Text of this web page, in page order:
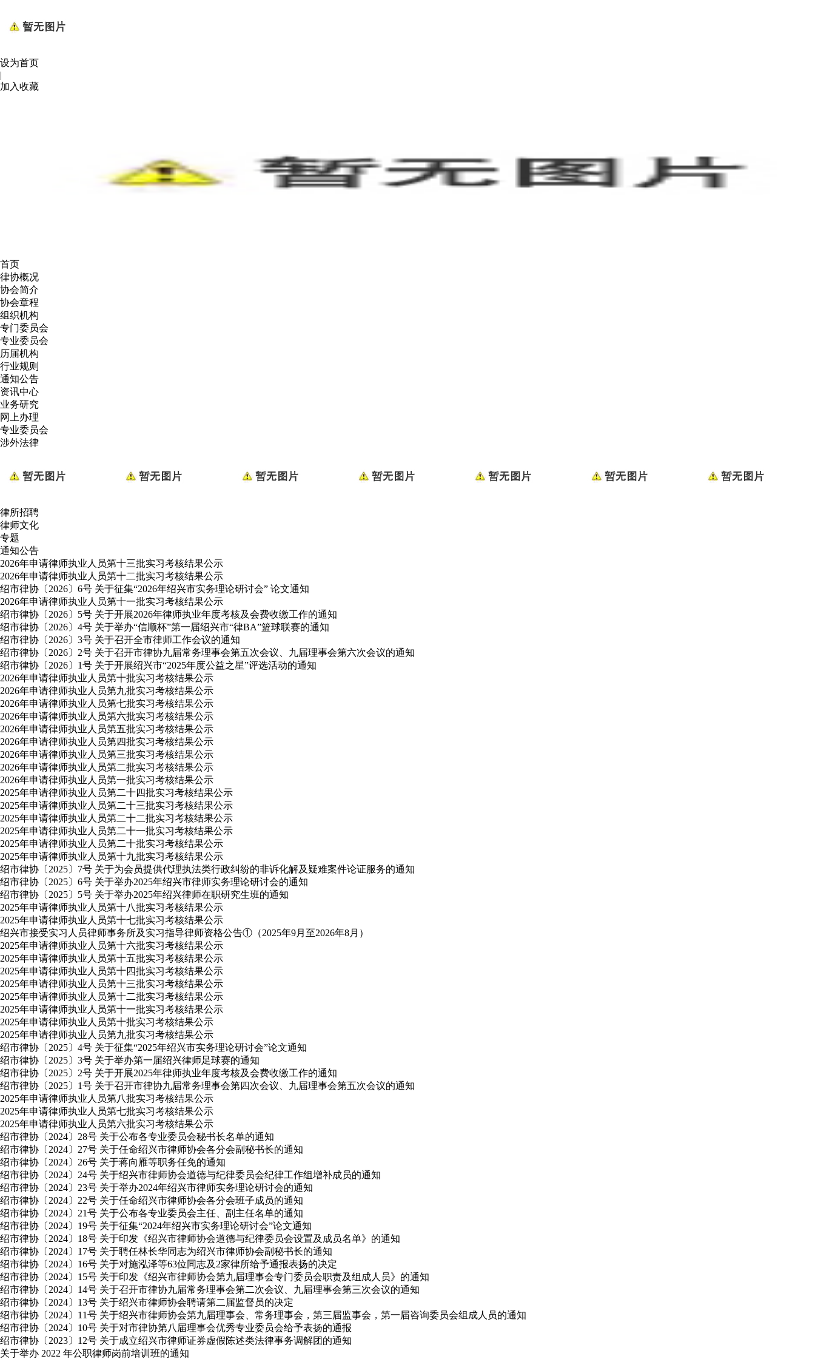
设为首页
|
加入收藏
首页
律协概况
协会简介
协会章程
组织机构
专门委员会
专业委员会
历届机构
行业规则
通知公告
资讯中心
业务研究
网上办理
专业委员会
涉外法律
律所招聘
律师文化
专题
通知公告
2026年申请律师执业人员第十三批实习考核结果公示
2026年申请律师执业人员第十二批实习考核结果公示
绍市律协〔2026〕6号 关于征集“2026年绍兴市实务理论研讨会” 论文通知
2026年申请律师执业人员第十一批实习考核结果公示
绍市律协〔2026〕5号 关于开展2026年律师执业年度考核及会费收缴工作的通知
绍市律协〔2026〕4号 关于举办“信顺杯”第一届绍兴市“律BA”篮球联赛的通知
绍市律协〔2026〕3号 关于召开全市律师工作会议的通知
绍市律协〔2026〕2号 关于召开市律协九届常务理事会第五次会议、九届理事会第六次会议的通知
绍市律协〔2026〕1号 关于开展绍兴市“2025年度公益之星”评选活动的通知
2026年申请律师执业人员第十批实习考核结果公示
2026年申请律师执业人员第九批实习考核结果公示
2026年申请律师执业人员第七批实习考核结果公示
2026年申请律师执业人员第六批实习考核结果公示
2026年申请律师执业人员第五批实习考核结果公示
2026年申请律师执业人员第四批实习考核结果公示
2026年申请律师执业人员第三批实习考核结果公示
2026年申请律师执业人员第二批实习考核结果公示
2026年申请律师执业人员第一批实习考核结果公示
2025年申请律师执业人员第二十四批实习考核结果公示
2025年申请律师执业人员第二十三批实习考核结果公示
2025年申请律师执业人员第二十二批实习考核结果公示
2025年申请律师执业人员第二十一批实习考核结果公示
2025年申请律师执业人员第二十批实习考核结果公示
2025年申请律师执业人员第十九批实习考核结果公示
绍市律协〔2025〕7号 关于为会员提供代理执法类行政纠纷的非诉化解及疑难案件论证服务的通知
绍市律协〔2025〕6号 关于举办2025年绍兴市律师实务理论研讨会的通知
绍市律协〔2025〕5号 关于举办2025年绍兴律师在职研究生班的通知
2025年申请律师执业人员第十八批实习考核结果公示
2025年申请律师执业人员第十七批实习考核结果公示
绍兴市接受实习人员律师事务所及实习指导律师资格公告①（2025年9月至2026年8月）
2025年申请律师执业人员第十六批实习考核结果公示
2025年申请律师执业人员第十五批实习考核结果公示
2025年申请律师执业人员第十四批实习考核结果公示
2025年申请律师执业人员第十三批实习考核结果公示
2025年申请律师执业人员第十二批实习考核结果公示
2025年申请律师执业人员第十一批实习考核结果公示
2025年申请律师执业人员第十批实习考核结果公示
2025年申请律师执业人员第九批实习考核结果公示
绍市律协〔2025〕4号 关于征集“2025年绍兴市实务理论研讨会”论文通知
绍市律协〔2025〕3号 关于举办第一届绍兴律师足球赛的通知
绍市律协〔2025〕2号 关于开展2025年律师执业年度考核及会费收缴工作的通知
绍市律协〔2025〕1号 关于召开市律协九届常务理事会第四次会议、九届理事会第五次会议的通知
2025年申请律师执业人员第八批实习考核结果公示
2025年申请律师执业人员第七批实习考核结果公示
2025年申请律师执业人员第六批实习考核结果公示
绍市律协〔2024〕28号 关于公布各专业委员会秘书长名单的通知
绍市律协〔2024〕27号 关于任命绍兴市律师协会各分会副秘书长的通知
绍市律协〔2024〕26号 关于蒋向雁等职务任免的通知
绍市律协〔2024〕24号 关于绍兴市律师协会道德与纪律委员会纪律工作组增补成员的通知
绍市律协〔2024〕23号 关于举办2024年绍兴市律师实务理论研讨会的通知
绍市律协〔2024〕22号 关于任命绍兴市律师协会各分会班子成员的通知
绍市律协〔2024〕21号 关于公布各专业委员会主任、副主任名单的通知
绍市律协〔2024〕19号 关于征集“2024年绍兴市实务理论研讨会”论文通知
绍市律协〔2024〕18号 关于印发《绍兴市律师协会道德与纪律委员会设置及成员名单》的通知
绍市律协〔2024〕17号 关于聘任林长华同志为绍兴市律师协会副秘书长的通知
绍市律协〔2024〕16号 关于对施泓泽等63位同志及2家律所给予通报表扬的决定
绍市律协〔2024〕15号 关于印发《绍兴市律师协会第九届理事会专门委员会职责及组成人员》的通知
绍市律协〔2024〕14号 关于召开市律协九届常务理事会第二次会议、九届理事会第三次会议的通知
绍市律协〔2024〕13号 关于绍兴市律师协会聘请第二届监督员的决定
绍市律协〔2024〕11号 关于绍兴市律师协会第九届理事会、常务理事会，第三届监事会，第一届咨询委员会组成人员的通知
绍市律协〔2024〕10号 关于对市律协第八届理事会优秀专业委员会给予表扬的通报
绍市律协〔2023〕12号 关于成立绍兴市律师证券虚假陈述类法律事务调解团的通知
关于举办 2022 年公职律师岗前培训班的通知